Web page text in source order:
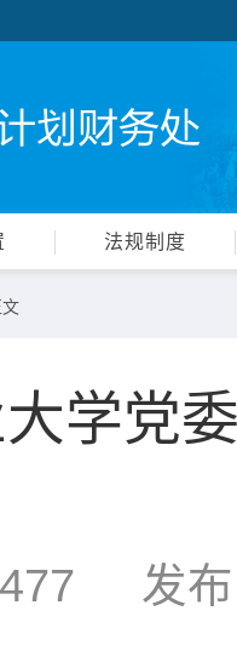
法规制度
学党
477 发布